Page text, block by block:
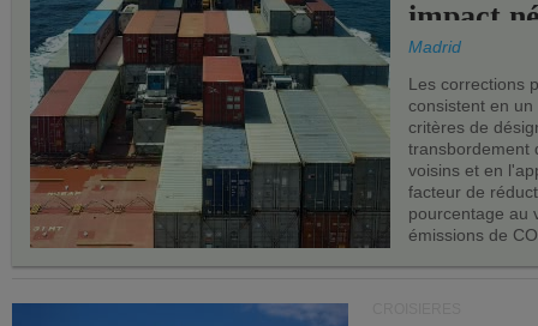
impact
les ports
Madrid
Les corrections
consistent en
critères de
transbordement
voisins et en
facteur de
pourcentage au
émissions de